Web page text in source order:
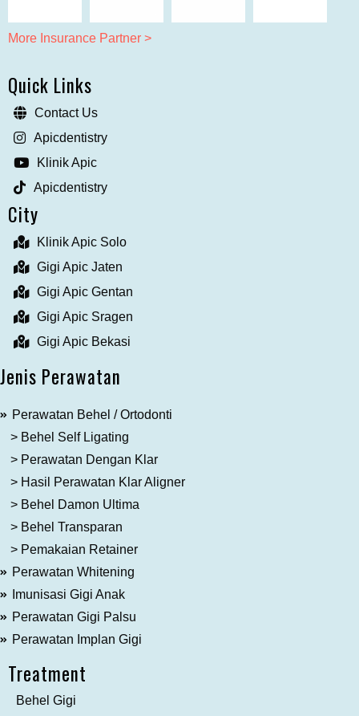
More Insurance Partner >
Quick Links
Contact Us
Apicdentistry
Klinik Apic
Apicdentistry
City
Klinik Apic Solo
Gigi Apic Jaten
Gigi Apic Gentan
Gigi Apic Sragen
Gigi Apic Bekasi
Jenis Perawatan
Perawatan Behel / Ortodonti
> Behel Self Ligating
> Perawatan Dengan Klar
> Hasil Perawatan Klar Aligner
> Behel Damon Ultima
> Behel Transparan
> Pemakaian Retainer
Perawatan Whitening
Imunisasi Gigi Anak
Perawatan Gigi Palsu
Perawatan Implan Gigi
Treatment
Behel Gigi